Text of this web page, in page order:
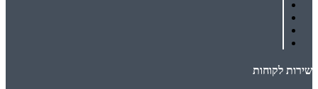
שירות לקוחות